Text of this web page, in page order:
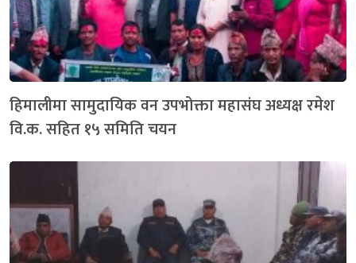
हिमालीमा सामुदायिक वन उपभोक्ता महासंघ अध्यक्ष रमेश
वि.क. सहित १५ समिति चयन